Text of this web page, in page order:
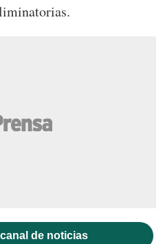
de noticias